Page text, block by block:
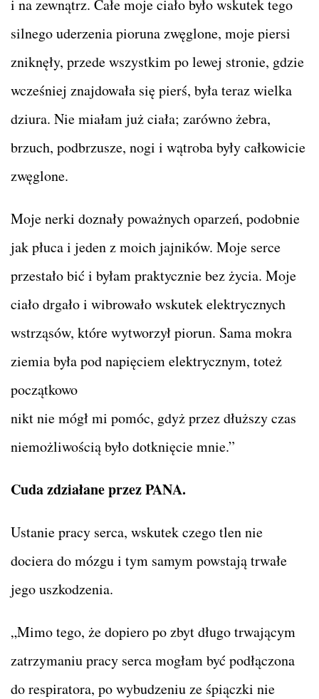
i na zewnątrz. Całe moje ciało było wskutek tego
silnego uderzenia pioruna zwęglone, moje piersi
zniknęły, przede wszystkim po lewej stronie, gdzie
wcześniej znajdowała się pierś, była teraz wielka
dziura. Nie miałam już ciała; zarówno żebra,
brzuch, podbrzusze, nogi i wątroba były całkowicie
zwęglone.
Moje nerki doznały poważnych oparzeń, podobnie
jak płuca i jeden z moich jajników. Moje serce
przestało bić i byłam praktycznie bez życia. Moje
ciało drgało i wibrowało wskutek elektrycznych
wstrząsów, które wytworzył piorun. Sama mokra
ziemia była pod napięciem elektrycznym, toteż
początkowo
nikt nie mógł mi pomóc, gdyż przez dłuższy czas
niemożliwością było dotknięcie mnie.”
Cuda zdziałane przez PANA.
Ustanie pracy serca, wskutek czego tlen nie
dociera do mózgu i tym samym powstają trwałe
jego uszkodzenia.
„Mimo tego, że dopiero po zbyt długo trwającym
zatrzymaniu pracy serca mogłam być podłączona
do respiratora, po wybudzeniu ze śpiączki nie